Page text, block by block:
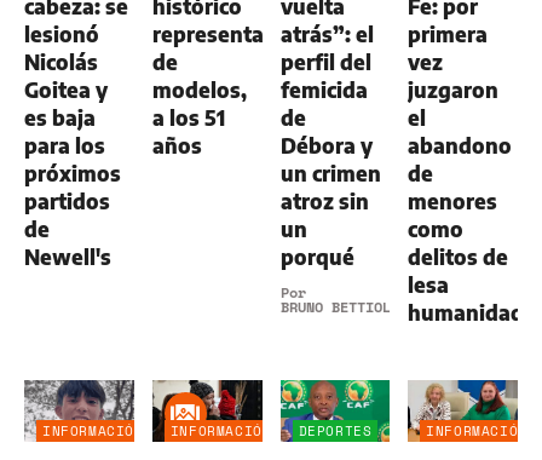
cabeza: se
lesionó
Nicolás
Goitea y
es baja
para los
próximos
partidos
de
Newell's
histórico
representante
de
modelos,
a los 51
años
vuelta
atrás”: el
perfil del
femicida
de
Débora y
un crimen
atroz sin
un
porqué
Por
BRUNO BETTIOL
Fe: por
primera
vez
juzgaron
el
abandono
de
menores
como
delitos de
lesa
humanidad
INFORMACIÓN
INFORMACIÓN
DEPORTES
INFORMACIÓN